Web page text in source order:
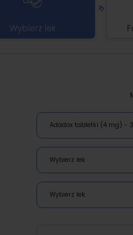
Wybierz lek
Adadox tabletki (4 mg) -